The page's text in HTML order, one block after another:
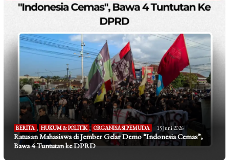
BERITA , HUKUM & POLITIK , ORGANISASI PEMUDA 15 Juni 2026
Ratusan Mahasiswa di Jember Gelar Demo “Indonesia Cemas”,
Bawa 4 Tuntutan ke DPRD